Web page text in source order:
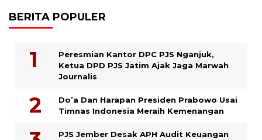
BERITA POPULER
Peresmian Kantor DPC PJS Nganjuk,
Ketua DPD PJS Jatim Ajak Jaga Marwah
Journalis
Do’a Dan Harapan Presiden Prabowo Usai
Timnas Indonesia Meraih Kemenangan
PJS Jember Desak APH Audit Keuangan